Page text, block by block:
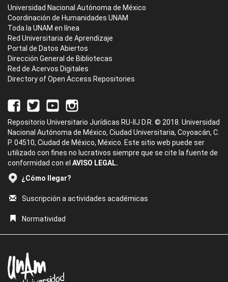
Universidad Nacional Autónoma de México
Coordinación de Humanidades UNAM
Toda la UNAM en línea
Red Universitaria de Aprendizaje
Portal de Datos Abiertos
Dirección General de Bibliotecas
Red de Acervos Digitales
Directory of Open Access Repositories
Repositorio Universitario Jurídicas RU-IIJ D.R. © 2018. Universidad
Nacional Autónoma de México, Ciudad Universitaria, Coyoacán, C.
P. 04510, Ciudad de México, México. Este sitio web puede ser
utilizado con fines no lucrativos siempre que se cite la fuente de
conformidad con el AVISO LEGAL.
¿Cómo llegar?
Suscripción a actividades académicas
Normatividad